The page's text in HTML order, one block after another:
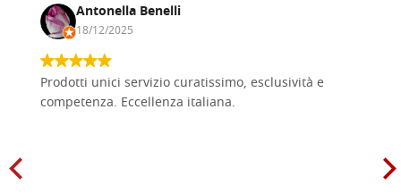
Antonella Benelli
18/12/2025
Prodotti unici servizio curatissimo, esclusività e
competenza. Eccellenza italiana.